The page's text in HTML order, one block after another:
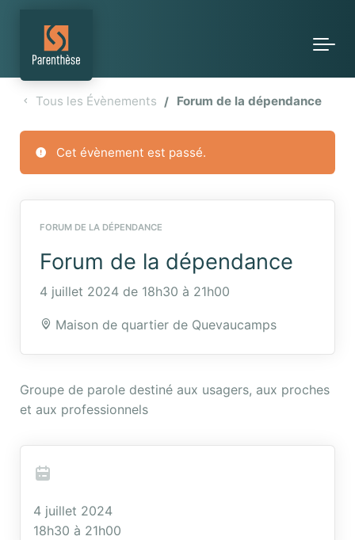
Tous les Évènements Forum de la dépendance
Cet évènement est passé.
FORUM DE LA DÉPENDANCE
Forum de la dépendance
4 juillet 2024 de 18h30 à 21h00
Maison de quartier de Quevaucamps
Groupe de parole destiné aux usagers, aux proches
et aux professionnels
4 juillet 2024
18h30 à 21h00